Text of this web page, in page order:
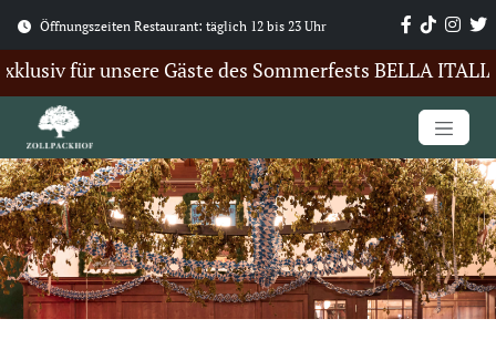
Öffnungszeiten Restaurant: täglich 12 bis 23 Uhr
für unsere Gäste des Sommerfests BELLA